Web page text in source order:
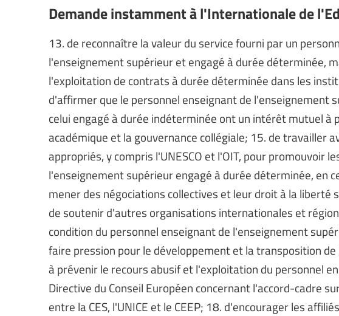
Demande instamment à l'Internationale de
13. de reconnaître la valeur du service fourni par un
l'enseignement supérieur et engagé à durée déterminée,
l'exploitation de contrats à durée déterminée dans les
d'affirmer que le personnel enseignant de l'enseignement
celui engagé à durée indéterminée ont un intérêt mutuel
académique et la gouvernance collégiale; 15. de travailler
appropriés, y compris l'UNESCO et l'OIT, pour promouvoir
l'enseignement supérieur engagé à durée déterminée, en
mener des négociations collectives et leur droit à la liberté
de soutenir d'autres organisations internationales et
condition du personnel enseignant de l'enseignement
faire pression pour le développement et la transposition
à prévenir le recours abusif et l'exploitation du personnel
Directive du Conseil Européen concernant l'accord-cadre
entre la CES, l'UNICE et le CEEP; 18. d'encourager les